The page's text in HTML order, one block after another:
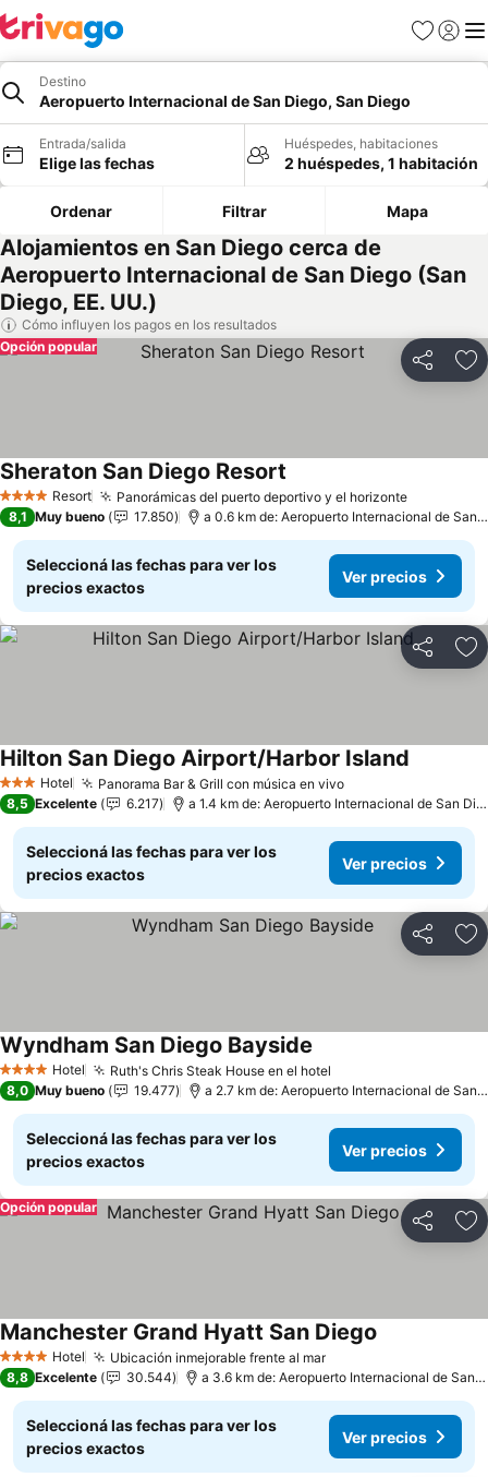
Favoritos
Iniciar
Destino
Aeropuerto Internacional de San Diego, San Diego
Entrada/salida
Elige las fechas
Huéspedes, habitaciones
2 huéspedes, 1 habitación
Ordenar Filtrar Mapa
Alojamientos en San Diego cerca de
Aeropuerto Internacional de San Diego (San
Diego, EE. UU.)
Cómo influyen los pagos en los resultados
Compartir
Opción popular
4 EstrellasResort Panorámicas del puerto deportivo y el horizonteVer
Sheraton San Diego Resort
8,1 Muy bueno 17.850 a 0.6 km de: Aeropuerto Internacional de San
Seleccioná las fechas para ver los
precios exactos
Ver precios
Compartir
3 Estrellas
Hotel Panorama Bar & Grill con música en vivoVer precios
Hilton San Diego Airport/Harbor Island
8,5 Excelente 6.217 a 1.4 km de: Aeropuerto Internacional de San
Seleccioná las fechas para ver los
precios exactos
Ver precios
Compartir
4 EstrellasHotel Ruth's Chris Steak House en el hotel
Wyndham San Diego Bayside
8,0 Muy bueno 19.477 a 2.7 km de: Aeropuerto Internacional de San
Seleccioná las fechas para ver los
precios exactos
Ver precios
Compartir
Opción popular
4 EstrellasHotel Ubicación inmejorable frente al marVer precios
Manchester Grand Hyatt San Diego
8,8 Excelente 30.544 a 3.6 km de: Aeropuerto Internacional de San
Seleccioná las fechas para ver los
precios exactos
Ver precios